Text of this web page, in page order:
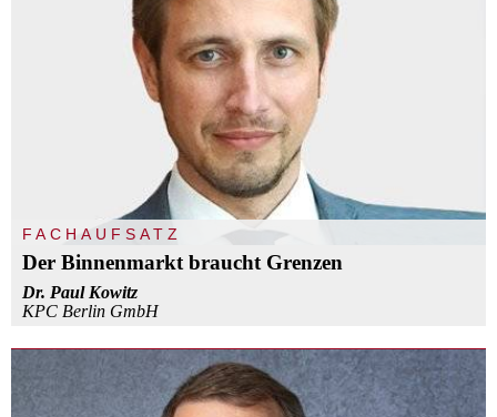
FACHAUFSATZ
Der Binnenmarkt braucht Grenzen
Dr. Paul Kowitz
KPC Berlin GmbH